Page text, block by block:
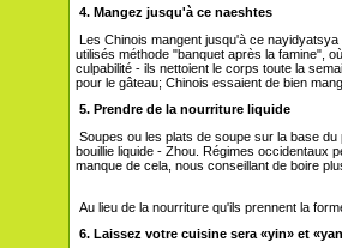
4. Mangez jusqu'à ce naeshtes
Les Chinois mangent jusqu'à ce
utilisés méthode "banquet après la famine",
culpabilité - ils nettoient le corps toute la
pour le gâteau; Chinois essaient de bien
5. Prendre de la nourriture liquide
Soupes ou les plats de soupe sur la base
bouillie liquide - Zhou. Régimes occidentaux
manque de cela, nous conseillant de boire
Au lieu de la nourriture qu'ils prennent la
6. Laissez votre cuisine sera «yin» et